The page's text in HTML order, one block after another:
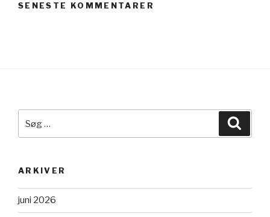
SENESTE KOMMENTARER
efter:
ARKIVER
juni 2026